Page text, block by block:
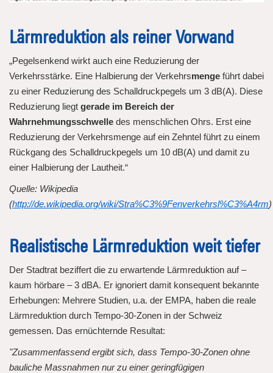
Lärmreduktion als reiner Vorwand
„Pegelsenkend wirkt auch eine Reduzierung der
Verkehrsstärke. Eine Halbierung der Verkehrsmenge führt dabei
zu einer Reduzierung des Schalldruckpegels um 3 dB(A). Diese
Reduzierung liegt gerade im Bereich der
Wahrnehmungsschwelle des menschlichen Ohrs. Erst eine
Reduzierung der Verkehrsmenge auf ein Zehntel führt zu einem
Rückgang des Schalldruckpegels um 10 dB(A) und damit zu
einer Halbierung der Lautheit.“
Quelle: Wikipedia
(http://de.wikipedia.org/wiki/Stra%C3%9Fenverkehrsl%C3%A4rm)
Realistische Lärmreduktion weit tiefer
Der Stadtrat beziffert die zu erwartende Lärmreduktion auf –
kaum hörbare – 3 dBA. Er ignoriert damit konsequent bekannte
Erhebungen: Mehrere Studien, u.a. der EMPA, haben die reale
Lärmreduktion durch Tempo-30-Zonen in der Schweiz
gemessen. Das ernüchternde Resultat:
"Zusammenfassend ergibt sich, dass Tempo-30-Zonen ohne
bauliche Massnahmen nur zu einer geringfügigen